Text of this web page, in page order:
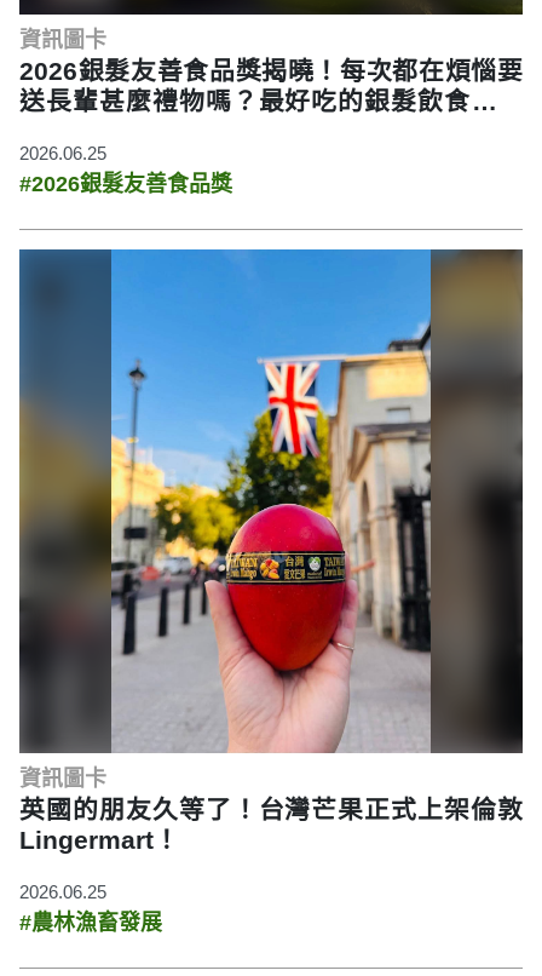
資訊圖卡
2026銀髮友善食品獎揭曉！每次都在煩惱要
送長輩甚麼禮物嗎？最好吃的銀髮飲食都在
2026.06.25
#2026銀髮友善食品獎
資訊圖卡
英國的朋友久等了！台灣芒果正式上架倫敦
Lingermart！
2026.06.25
#農林漁畜發展